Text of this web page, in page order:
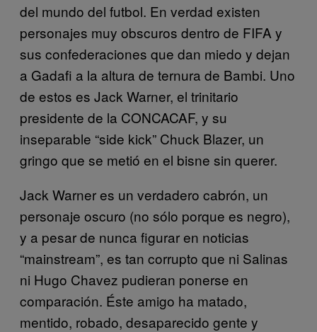
del mundo del futbol. En verdad existen
personajes muy obscuros dentro de FIFA y
sus confederaciones que dan miedo y dejan
a Gadafi a la altura de ternura de Bambi. Uno
de estos es Jack Warner, el trinitario
presidente de la CONCACAF, y su
inseparable “side kick” Chuck Blazer, un
gringo que se metió en el bisne sin querer.
Jack Warner es un verdadero cabrón, un
personaje oscuro (no sólo porque es negro),
y a pesar de nunca figurar en noticias
“mainstream”, es tan corrupto que ni Salinas
ni Hugo Chavez pudieran ponerse en
comparación. Éste amigo ha matado,
mentido, robado, desaparecido gente y